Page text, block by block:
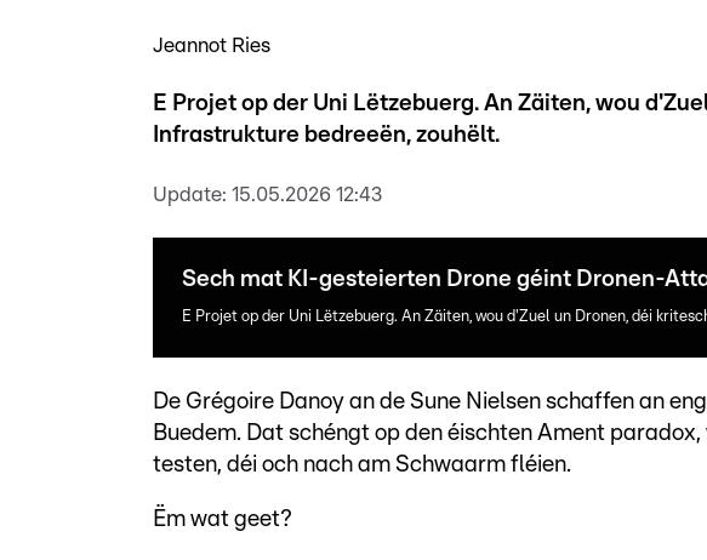
Jeannot Ries
E Projet op der Uni Lëtzebuerg. An Zäiten, wou
Infrastrukture bedreeën, zouhëlt.
Update: 15.05.2026 12:43
Sech mat KI-gesteierten Drone géint Dronen-
E Projet op der Uni Lëtzebuerg. An Zäiten, wou d'Zuel un Dronen, déi
De Grégoire Danoy an de Sune Nielsen schaffen an
Buedem. Dat schéngt op den éischten Ament
testen, déi och nach am Schwaarm fléien.
Ëm wat geet?